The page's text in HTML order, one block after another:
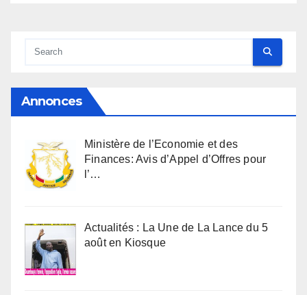
Annonces
Ministère de l’Economie et des
Finances: Avis d’Appel d’Offres pour
l’…
Actualités : La Une de La Lance du 5
août en Kiosque